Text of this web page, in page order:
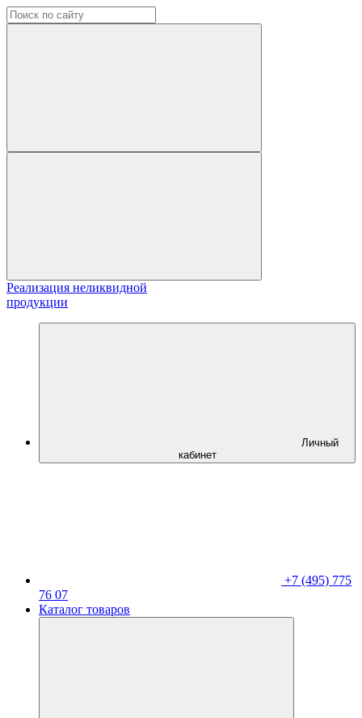
Реализация неликвидной
продукции
Личный
кабинет
+7 (495) 775
76 07
Каталог товаров